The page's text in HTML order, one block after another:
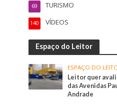
TURISMO
69
VÍDEOS
140
Espaço do Leitor
ESPAÇO DO
Leitor quer
das Avenidas
Andrade